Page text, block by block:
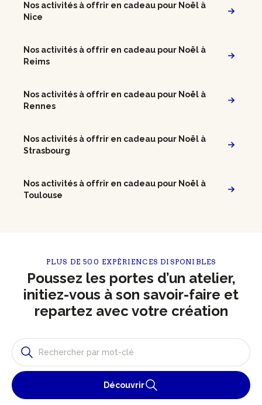
Nos activités à offrir en cadeau pour Noël à
Nice
Nos activités à offrir en cadeau pour Noël à
Reims
Nos activités à offrir en cadeau pour Noël à
Rennes
Nos activités à offrir en cadeau pour Noël à
Strasbourg
Nos activités à offrir en cadeau pour Noël à
Toulouse
PLUS DE 500 EXPÉRIENCES DISPONIBLES
Poussez les portes d’un atelier,
initiez-vous à son savoir-faire et
repartez avec votre création
Découvrir